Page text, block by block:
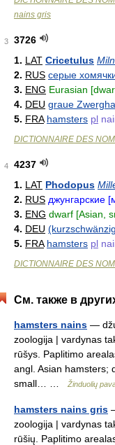
nains gris
3
3726
1. LAT Cricetulus
2. RUS серые
3. ENG Eurasian
4. DEU graue
5. FRA hamsters pl
DICTIONNAIRE DES
4
4237
1. LAT Phodopus
2. RUS джунгарские
3. ENG dwarf [Asian,
4. DEU
5. FRA hamsters pl
DICTIONNAIRE DES
См. также в
hamsters nains —
zoologija | vardynas
rūšys. Paplitimo
angl. Asian hamsters;
small… …
Žinduolių
hamsters nains gris
zoologija | vardynas
rūšių. Paplitimo